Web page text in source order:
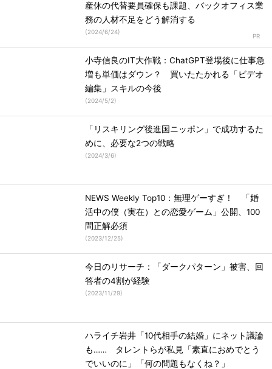
産休の代替要員確保も課題、バックオフィス業
務の人材不足をどう解消する
(2024/6/24)
小寺信良のIT大作戦：ChatGPT登場後に仕事急
増も単価はダウン？ 買いたたかれる「ビデオ
編集」スキルの今後
(2024/5/2)
「リスキリング後進国ニッポン」で成功するた
めに、必要な2つの戦略
(2024/3/6)
NEWS Weekly Top10：無理ゲーすぎ！ 「婚
活中の僕（実在）との恋愛ゲーム」公開、100
問正解必須
(2023/12/25)
今日のリサーチ：「ダークパターン」被害、回
答者の4割が経験
(2023/11/29)
ハライチ岩井「10代相手の結婚」にネット議論
も…… タレントらが私見「素直におめでとう
でいいのに」「何の問題もなくね？」